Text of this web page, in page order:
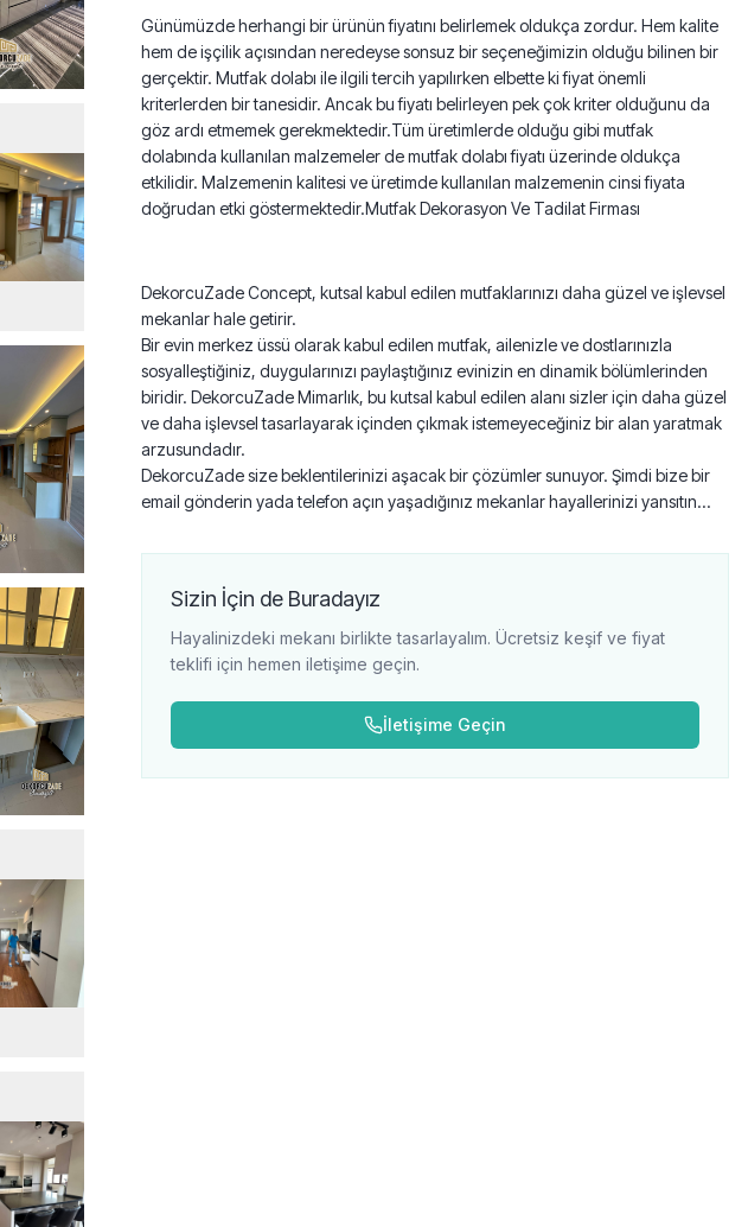
Günümüzde herhangi bir ürünün fiyatını belirlemek oldukça zordur. Hem kalite
hem de işçilik açısından neredeyse sonsuz bir seçeneğimizin olduğu bilinen bir
gerçektir. Mutfak dolabı ile ilgili tercih yapılırken elbette ki fiyat önemli
kriterlerden bir tanesidir. Ancak bu fiyatı belirleyen pek çok kriter olduğunu da
göz ardı etmemek gerekmektedir.Tüm üretimlerde olduğu gibi mutfak
dolabında kullanılan malzemeler de mutfak dolabı fiyatı üzerinde oldukça
etkilidir. Malzemenin kalitesi ve üretimde kullanılan malzemenin cinsi fiyata
doğrudan etki göstermektedir.Mutfak Dekorasyon Ve Tadilat Firması
DekorcuZade Concept, kutsal kabul edilen mutfaklarınızı daha güzel ve işlevsel
mekanlar hale getirir.
Bir evin merkez üssü olarak kabul edilen mutfak, ailenizle ve dostlarınızla
sosyalleştiğiniz, duygularınızı paylaştığınız evinizin en dinamik bölümlerinden
biridir. DekorcuZade Mimarlık, bu kutsal kabul edilen alanı sizler için daha güzel
ve daha işlevsel tasarlayarak içinden çıkmak istemeyeceğiniz bir alan yaratmak
arzusundadır.
DekorcuZade size beklentilerinizi aşacak bir çözümler sunuyor. Şimdi bize bir
email gönderin yada telefon açın yaşadığınız mekanlar hayallerinizi yansıtın…
Sizin İçin de Buradayız
Hayalinizdeki mekanı birlikte tasarlayalım. Ücretsiz keşif ve fiyat
teklifi için hemen iletişime geçin.
İletişime Geçin